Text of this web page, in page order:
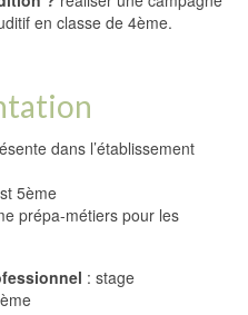
en classe de 4ème.
dans l’établissement
5ème
prépa-métiers pour les
: stage